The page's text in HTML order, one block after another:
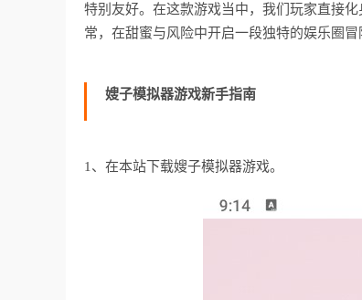
特别友好。在这款游戏当中，我们玩家直接
常，在甜蜜与风险中开启一段独特的娱乐圈冒
嫂子模拟器游戏新手指南
1、在本站下载嫂子模拟器游戏。